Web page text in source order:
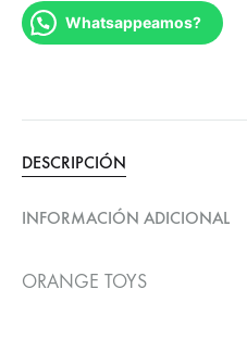
Whatsappeamos?
DESCRIPCIÓN
INFORMACIÓN ADICIONAL
ORANGE TOYS